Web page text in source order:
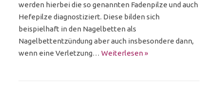
werden hierbei die so genannten Fadenpilze und auch
Hefepilze diagnostiziert. Diese bilden sich
beispielhaft in den Nagelbetten als
Nagelbettentzündung aber auch insbesondere dann,
wenn eine Verletzung… Weiterlesen »